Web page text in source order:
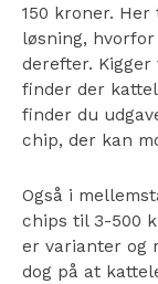
150 kroner.
løsning,
derefter. Kigger
finder der
finder du
chip, der kan
Også i
chips til 3-500
er varianter og
dog på at